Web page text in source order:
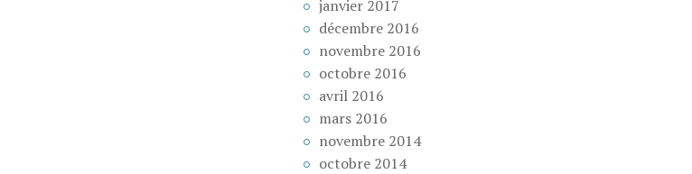
janvier 2017
décembre 2016
novembre 2016
octobre 2016
avril 2016
mars 2016
novembre 2014
octobre 2014